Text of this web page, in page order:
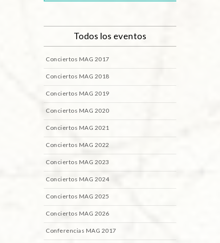
Todos los eventos
Conciertos MAG 2017
Conciertos MAG 2018
Conciertos MAG 2019
Conciertos MAG 2020
Conciertos MAG 2021
Conciertos MAG 2022
Conciertos MAG 2023
Conciertos MAG 2024
Conciertos MAG 2025
Conciertos MAG 2026
Conferencias MAG 2017